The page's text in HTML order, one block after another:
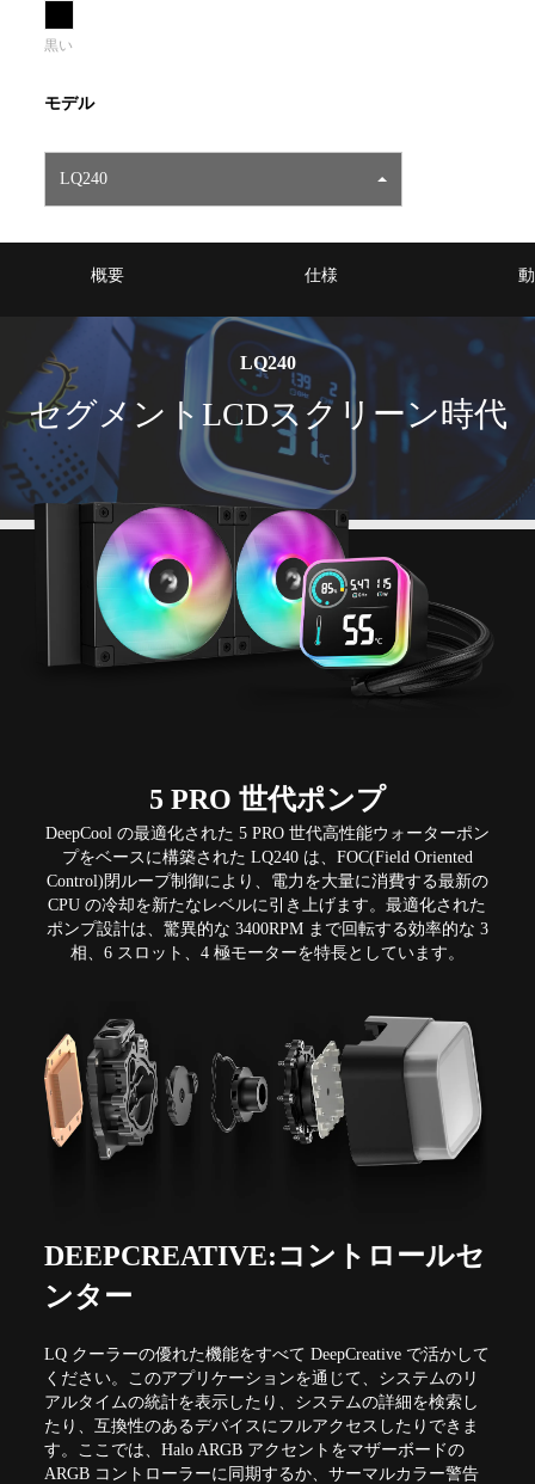
黒い
モデル
LQ240
概要 仕様
LQ240
セグメントLCDスクリーン時代
5 PRO 世代ポンプ
DeepCool の最適化された 5 PRO 世代高性能ウォーターポン
プをベースに構築された LQ240 は、FOC(Field Oriented
Control)閉ループ制御により、電力を大量に消費する最新の
CPU の冷却を新たなレベルに引き上げます。最適化された
ポンプ設計は、驚異的な 3400RPM まで回転する効率的な 3
相、6 スロット、4 極モーターを特長としています。
DEEPCREATIVE:コントロールセ
ンター
LQ クーラーの優れた機能をすべて DeepCreative で活かして
ください。このアプリケーションを通じて、システムのリ
アルタイムの統計を表示したり、システムの詳細を検索し
たり、互換性のあるデバイスにフルアクセスしたりできま
す。ここでは、Halo ARGB アクセントをマザーボードの
ARGB コントローラーに同期するか、サーマルカラー警告